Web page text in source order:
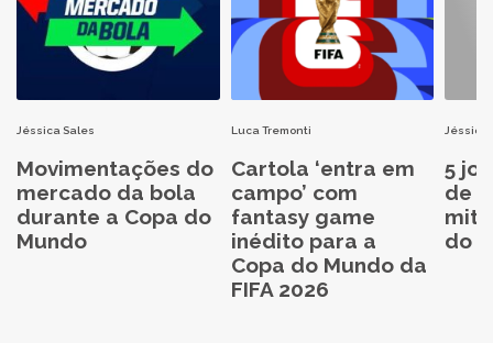
Jéssica Sales
Movimentações do
mercado da bola
durante a Copa do
Mundo
Luca Tremonti
Cartola ‘entra em
campo’ com
fantasy game
inédito para a
Copa do Mundo da
FIFA 2026
Jéssica
5
de
do